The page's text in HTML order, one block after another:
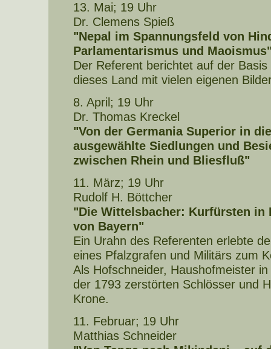
13. Mai; 19 Uhr
Dr. Clemens Spieß
"Nepal im Spannungsfeld von
Parlamentarismus und
Der Referent berichtet auf der
dieses Land mit vielen eigenen
8. April; 19 Uhr
Dr. Thomas Kreckel
"Von der Germania Superior in
ausgewählte Siedlungen und
zwischen Rhein und Bliesfluß"
11. März; 19 Uhr
Rudolf H. Böttcher
"Die Wittelsbacher: Kurfürsten in
von Bayern"
Ein Urahn des Referenten erlebte
eines Pfalzgrafen und Militärs zum
Als Hofschneider, Haushofmeister
der 1793 zerstörten Schlösser und
Krone.
11. Februar; 19 Uhr
Matthias Schneider